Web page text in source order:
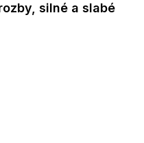
silné a slabé